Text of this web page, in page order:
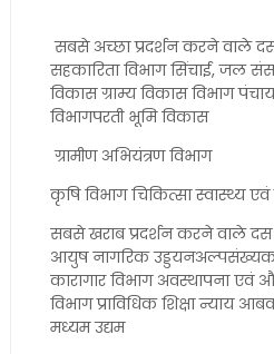
सबसे अच्छा प्रदर्शन करने वाले
सहकारिता विभाग सिंचाई, जल
विकास ग्राम्य विकास विभाग
विभागपरती भूमि विकास
ग्रामीण अभियंत्रण विभाग
कृषि विभाग चिकित्सा स्वास्थ्य
सबसे खराब प्रदर्शन करने वाले
आयुष नागरिक
कारागार विभाग अवस्थापना
विभाग प्राविधिक शिक्षा न्याय
मध्यम उद्यम